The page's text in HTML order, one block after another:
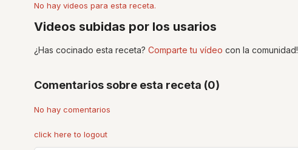
No hay videos para esta receta.
Videos subidas por los usarios
¿Has cocinado esta receta? Comparte tu vídeo con la comunidad!
Comentarios sobre esta receta (0)
No hay comentarios
click here to logout